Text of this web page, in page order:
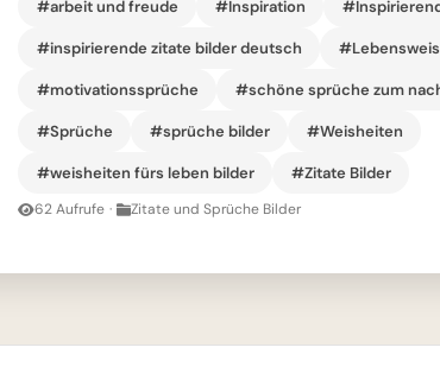
#arbeit und freude #Inspiration
#inspirierende zitate bilder deutsch
#motivationssprüche #schöne sprüche zum
#Sprüche #sprüche bilder #Weisheiten
#weisheiten fürs leben bilder #Zitate Bilder
62 Aufrufe · Zitate und Sprüche Bilder